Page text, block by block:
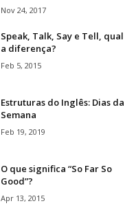
Nov 24, 2017
Speak, Talk, Say e Tell, qual
a diferença?
Feb 5, 2015
Estruturas do Inglês: Dias da
Semana
Feb 19, 2019
O que significa “So Far So
Good”?
Apr 13, 2015